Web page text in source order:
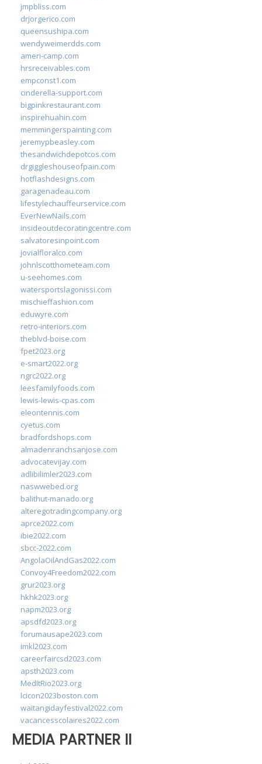
jmpbliss.com
drjorgerico.com
queensushipa.com
wendyweimerdds.com
ameri-camp.com
hrsreceivables.com
empconst1.com
cinderella-support.com
bigpinkrestaurant.com
inspirehuahin.com
memmingerspainting.com
jeremypbeasley.com
thesandwichdepotcos.com
drgiggleshouseofpain.com
hotflashdesigns.com
garagenadeau.com
lifestylechauffeurservice.com
EverNewNails.com
insideoutdecoratingcentre.com
salvatoresinpoint.com
jovialfloralco.com
johnlscotthometeam.com
u-seehomes.com
watersportslagonissi.com
mischieffashion.com
eduwyre.com
retro-interiors.com
theblvd-boise.com
fpet2023.org
e-smart2022.org
ngrc2022.org
leesfamilyfoods.com
lewis-lewis-cpas.com
eleontennis.com
cyetus.com
bradfordshops.com
almadenranchsanjose.com
advocatevijay.com
adlibilimler2023.com
naswwebed.org
balithut-manado.org
alteregotradingcompany.org
aprce2022.com
ibie2022.com
sbcc-2022.com
AngolaOilAndGas2022.com
Convoy4Freedom2022.com
grur2023.org
hkhk2023.org
napm2023.org
apsdfd2023.org
forumausape2023.com
imkl2023.com
careerfaircsd2023.com
apsth2023.com
MedItRio2023.org
lcicon2023boston.com
waitangidayfestival2022.com
vacancesscolaires2022.com
MEDIA PARTNER II